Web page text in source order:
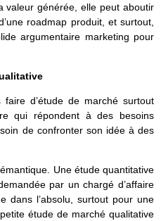
valeur générée, elle peut aboutir
roadmap produit, et surtout,
argumentaire marketing pour
d’étude de marché surtout
qui répondent à des besoins
de confronter son idée à des
Une étude quantitative
par un chargé d’affaire
dans l’absolu, surtout pour une
étude de marché qualitative